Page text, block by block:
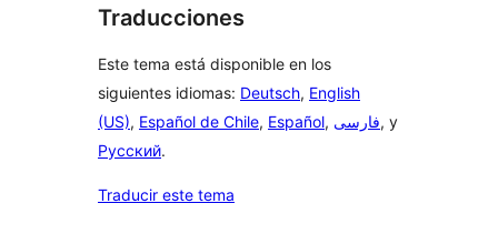
Traducciones
Este tema está disponible en los
siguientes idiomas: Deutsch, English
(US), Español de Chile, Español, فارسی, y
Русский.
Traducir este tema